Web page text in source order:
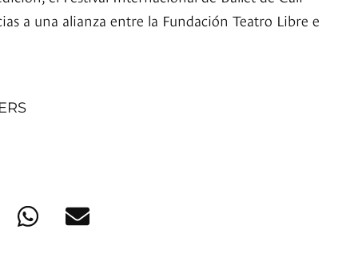
a una alianza entre la Fundación Teatro Libre e